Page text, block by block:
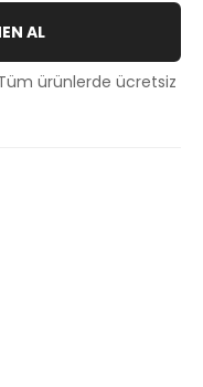
AL
ürünlerde ücretsiz